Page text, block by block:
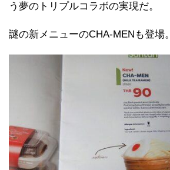
う夢のトリプルコラボの実現だ。
謎の新メニューのCHA-MENも登場。